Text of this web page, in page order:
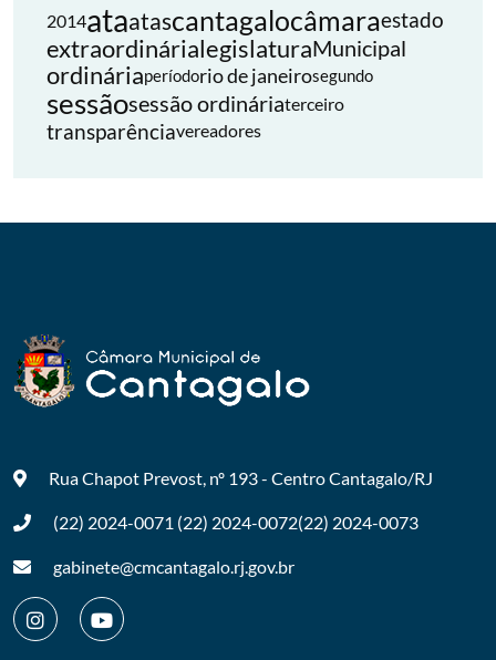
2014ataatascantagalocâmaraestado
extraordinárialegislaturaMunicipal
ordináriaperíodorio de janeirosegundo
sessãosessão ordináriaterceiro
transparênciavereadores
Rua Chapot Prevost, nº 193 - CentroCantagalo/RJ
(22) 2024-0071 (22) 2024-0072(22) 2024-0073
gabinete@cmcantagalo.rj.gov.br